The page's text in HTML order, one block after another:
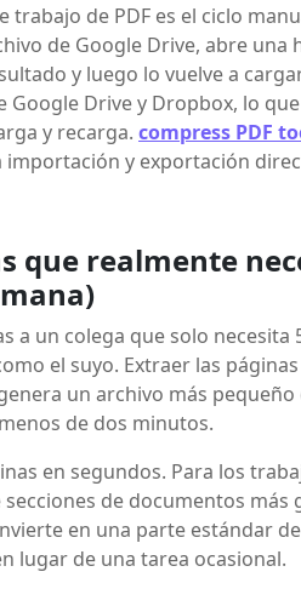
de PDF es el ciclo
de Google Drive, abre una
y luego lo vuelve a
Google Drive y Dropbox, lo
y recarga. compress PDF
importación y exportación
que realmente
a un colega que solo necesita
el suyo. Extraer las
un archivo más pequeño
de dos minutos.
en segundos. Para los
de documentos más
en una parte estándar
lugar de una tarea ocasional.